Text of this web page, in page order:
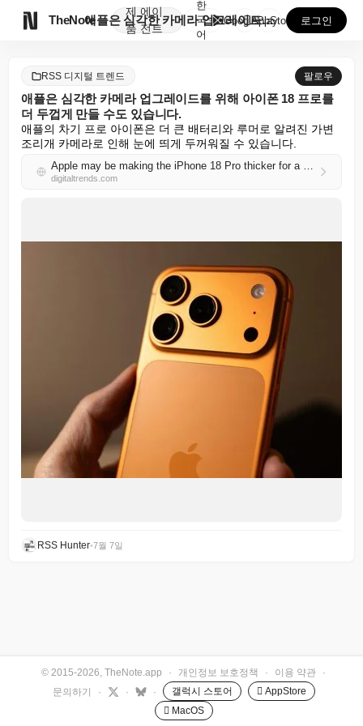
TheNote
제
품
에이
전트
애플은 심각한 카메라 업그레이드를 위해 아이폰 18 프...
한
국
어
GooglePlay
AppStore 로그인
RSS 디지털 트렌드 팔로우
애플은 심각한 카메라 업그레이드를 위해 아이폰 18 프로를
더 두껍게 만들 수도 있습니다.
애플의 차기 프로 아이폰은 더 큰 배터리와 루머로 알려진 가변
조리개 카메라로 인해 눈에 띄게 두꺼워질 수 있습니다.
Apple may be making the iPhone 18 Pro thicker for a serious camera upgrade
digitaltrends.com
RSS Hunter•7월 7일
© 2015-2026, TheNote.app · 개인정보 보호정책 · 이용 약관
·
문의하기
· · · 갤럭시 스토어
 AppStore
 MacOS